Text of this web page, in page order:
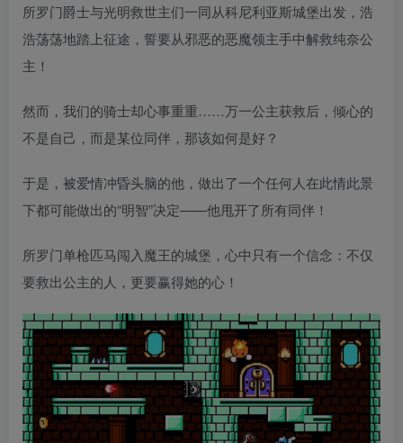
所罗门爵士与光明救世主们一同从科尼利亚斯城堡出发，浩
浩荡荡地踏上征途，誓要从邪恶的恶魔领主手中解救纯奈公
主！
然而，我们的骑士却心事重重……万一公主获救后，倾心的
不是自己，而是某位同伴，那该如何是好？
于是，被爱情冲昏头脑的他，做出了一个任何人在此情此景
下都可能做出的“明智”决定——他甩开了所有同伴！
所罗门单枪匹马闯入魔王的城堡，心中只有一个信念：不仅
要救出公主的人，更要赢得她的心！